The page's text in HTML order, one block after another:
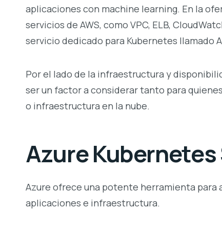
aplicaciones con machine learning. En la
servicios de AWS, como VPC, ELB,
servicio dedicado para Kubernetes llamado
Por el lado de la infraestructura y
ser un factor a considerar tanto para
o infraestructura en la nube.
Azure
Azure ofrece una potente herramienta
aplicaciones e infraestructura.